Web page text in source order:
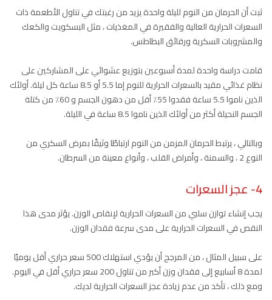
ثبت أن الحرمان من النوم لليلة واحدة يزيد من رغبتك في تناول الأطعمة ذات
السعرات الحرارية العالية والفقيرة في المغذيات ، مثل البسكويت والكعك
والمشروبات السكرية ورقائق البطاطس.
قامت دراسة واحدة لمدة أسبوعين بتوزيع عشوائي على المشاركين على
نظام غذائي مقيد بالسعرات الحرارية للنوم إما 5.5 أو 8.5 ساعة كل ليلة. أولئك
الذين ناموا 5.5 ساعة فقدوا 55٪ أقل من دهون الجسم و 60٪ من كتلة
الجسم النحيلة أكثر من أولئك الذين ناموا 8.5 ساعة في الليلة.
وبالتالي ، يرتبط الحرمان المزمن من النوم ارتباطًا وثيقًا بمرض السكري من
النوع 2 ، والسمنة ، وأمراض القلب ، وأنواع معينة من السرطان.
4- عجز السعرات
يجب إنشاء توازن سلبي من السعرات الحرارية لإنقاص الوزن. يؤثر مدى هذا
النقص في السعرات الحرارية على مدى سرعة فقدان الوزن.
على سبيل المثال ، من المرجح أن يؤدي استهلاك 500 سعر حراري أقل يوميًا
لمدة 8 أسابيع إلى فقدان وزن أكبر من تناول 200 سعر حراري أقل في اليوم.
ومع ذلك ، تأكد من عدم زيادة عجز السعرات الحرارية لديك.